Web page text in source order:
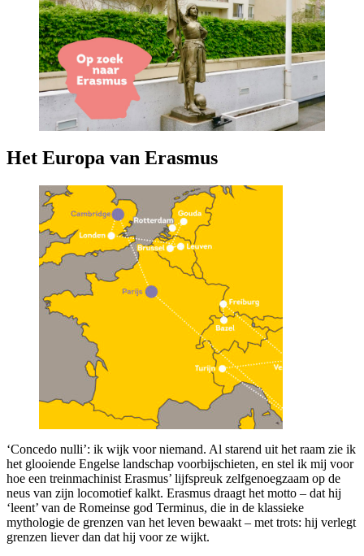
Het Europa van Erasmus
‘Concedo nulli’: ik wijk voor niemand. Al starend uit het raam zie ik
het glooiende Engelse landschap voorbijschieten, en stel ik mij voor
hoe een treinmachinist Erasmus’ lijfspreuk zelfgenoegzaam op de
neus van zijn locomotief kalkt. Erasmus draagt het motto – dat hij
‘leent’ van de Romeinse god Terminus, die in de klassieke
mythologie de grenzen van het leven bewaakt – met trots: hij verlegt
grenzen liever dan dat hij voor ze wijkt.